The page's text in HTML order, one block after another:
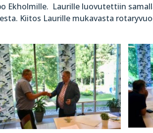
Ekholmille. Laurille luovutettiin
Kiitos Laurille mukavasta